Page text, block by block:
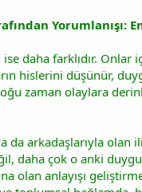
Yorumlanışı:
ise daha farklıdır.
hislerini düşünür,
zaman olaylara
da arkadaşlarıyla olan
daha çok o anki
olan anlayışı